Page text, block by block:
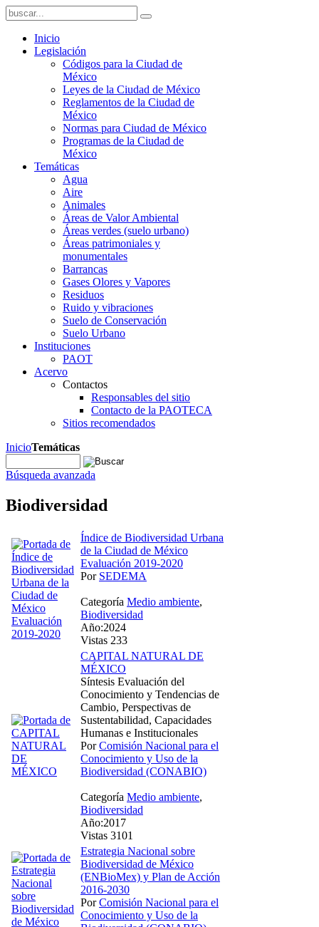
Inicio
Legislación
Códigos para la Ciudad de
México
Leyes de la Ciudad de México
Reglamentos de la Ciudad de
México
Normas para Ciudad de México
Programas de la Ciudad de
México
Temáticas
Agua
Aire
Animales
Áreas de Valor Ambiental
Áreas verdes (suelo urbano)
Áreas patrimoniales y
monumentales
Barrancas
Gases Olores y Vapores
Residuos
Ruido y vibraciones
Suelo de Conservación
Suelo Urbano
Instituciones
PAOT
Acervo
Contactos
Responsables del sitio
Contacto de la PAOTECA
Sitios recomendados
InicioTemáticas
Búsqueda avanzada
Biodiversidad
Índice de Biodiversidad Urbana
de la Ciudad de México
Evaluación 2019-2020
Por SEDEMA
Categoría Medio ambiente,
Biodiversidad
Año:2024
Vistas 233
CAPITAL NATURAL DE
MÉXICO
Síntesis Evaluación del
Conocimiento y Tendencias de
Cambio, Perspectivas de
Sustentabilidad, Capacidades
Humanas e Institucionales
PorComisión Nacional para el
Conocimiento y Uso de la
Biodiversidad (CONABIO)
Categoría Medio ambiente,
Biodiversidad
Año:2017
Vistas 3101
Estrategia Nacional sobre
Biodiversidad de México
(ENBioMex) y Plan de Acción
2016-2030
PorComisión Nacional para el
Conocimiento y Uso de la